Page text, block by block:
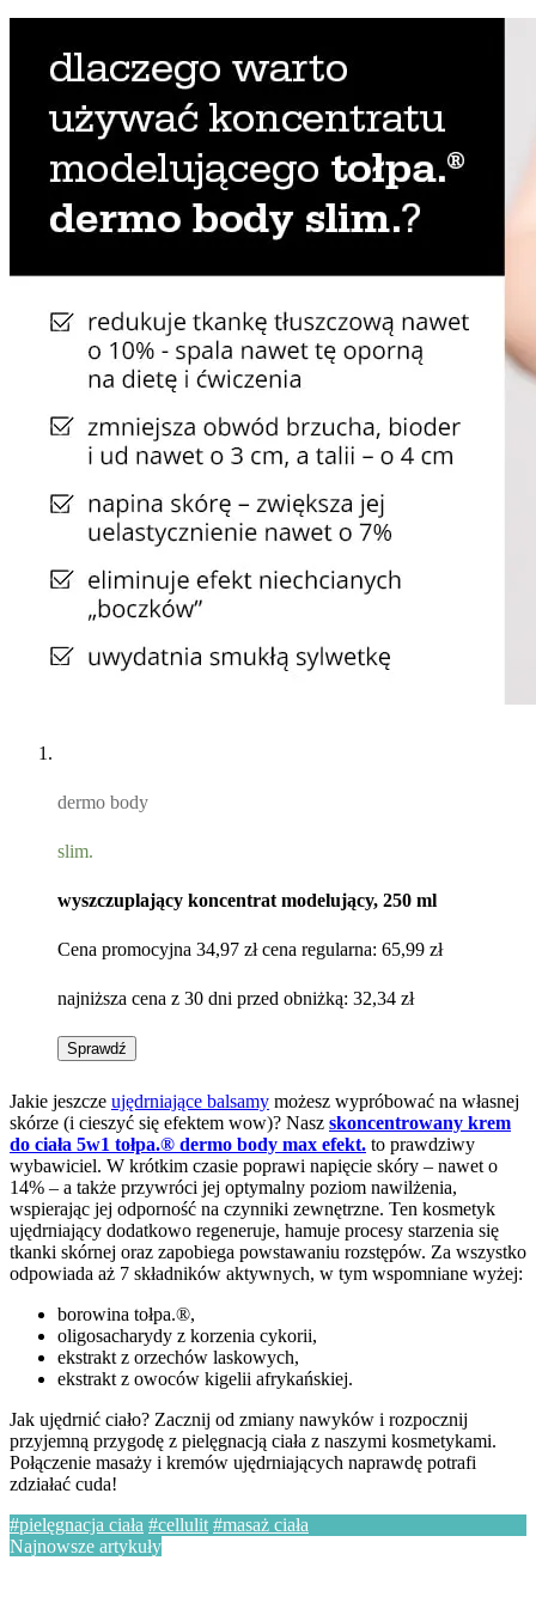
dermo body
slim.
wyszczuplający koncentrat modelujący, 250 ml
Cena promocyjna 34,97 zł cena regularna: 65,99 zł
najniższa cena z 30 dni przed obniżką: 32,34 zł
Sprawdź
Jakie jeszcze ujędrniające balsamy możesz wypróbować na własnej
skórze (i cieszyć się efektem wow)? Nasz skoncentrowany krem
do ciała 5w1 tołpa.® dermo body max efekt. to prawdziwy
wybawiciel. W krótkim czasie poprawi napięcie skóry – nawet o
14% – a także przywróci jej optymalny poziom nawilżenia,
wspierając jej odporność na czynniki zewnętrzne. Ten kosmetyk
ujędrniający dodatkowo regeneruje, hamuje procesy starzenia się
tkanki skórnej oraz zapobiega powstawaniu rozstępów. Za wszystko
odpowiada aż 7 składników aktywnych, w tym wspomniane wyżej:
borowina tołpa.®,
oligosacharydy z korzenia cykorii,
ekstrakt z orzechów laskowych,
ekstrakt z owoców kigelii afrykańskiej.
Jak ujędrnić ciało? Zacznij od zmiany nawyków i rozpocznij
przyjemną przygodę z pielęgnacją ciała z naszymi kosmetykami.
Połączenie masaży i kremów ujędrniających naprawdę potrafi
zdziałać cuda!
#pielęgnacja ciała #cellulit #masaż ciała
Najnowsze artykuły